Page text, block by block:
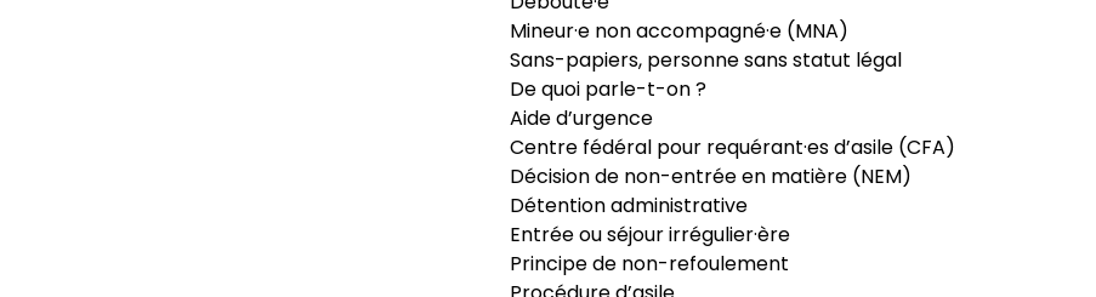
Mineur·e non accompagné·e (MNA)
Sans-papiers, personne sans statut légal
De quoi parle-t-on ?
Aide d’urgence
Centre fédéral pour requérant·es d’asile (CFA)
Décision de non-entrée en matière (NEM)
Détention administrative
Entrée ou séjour irrégulier·ère
Principe de non-refoulement